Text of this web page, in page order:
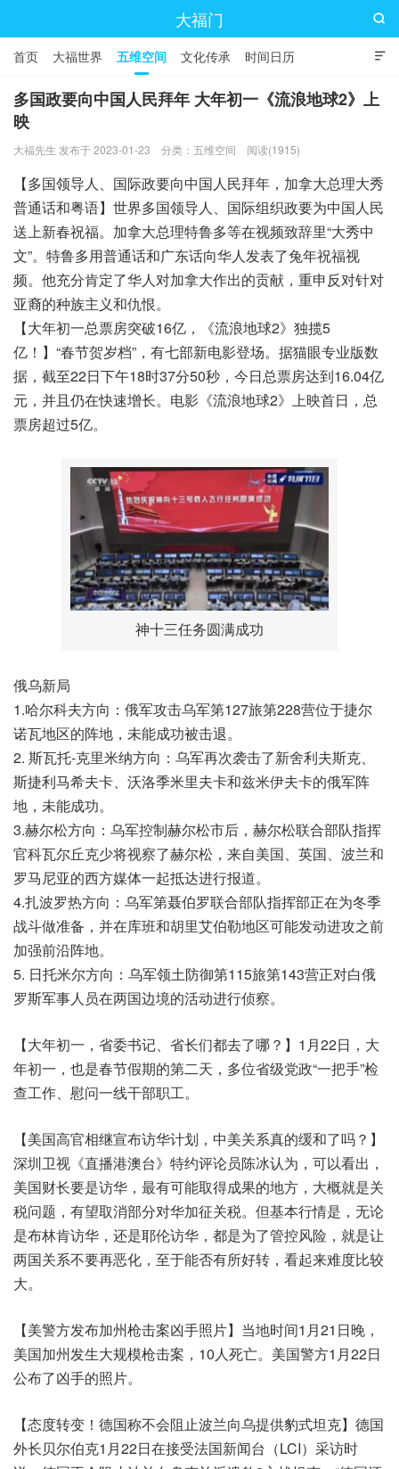
大福门

首页 大福世界 五维空间 文化传承 时间日历

多国政要向中国人民拜年 大年初一《流浪地球2》上
映
大福先生 发布于 2023-01-23 分类： 五维空间 阅读(1915)
【多国领导人、国际政要向中国人民拜年，加拿大总理大秀
普通话和粤语】世界多国领导人、国际组织政要为中国人民
送上新春祝福。加拿大总理特鲁多等在视频致辞里“大秀中
文”。特鲁多用普通话和广东话向华人发表了兔年祝福视
频。他充分肯定了华人对加拿大作出的贡献，重申反对针对
亚裔的种族主义和仇恨。
【大年初一总票房突破16亿，《流浪地球2》独揽5
亿！】“春节贺岁档”，有七部新电影登场。据猫眼专业版数
据，截至22日下午18时37分50秒，今日总票房达到16.04亿
元，并且仍在快速增长。电影《流浪地球2》上映首日，总
票房超过5亿。
神十三任务圆满成功
俄乌新局
1.哈尔科夫方向：俄军攻击乌军第127旅第228营位于捷尔
诺瓦地区的阵地，未能成功被击退。
2. 斯瓦托-克里米纳方向：乌军再次袭击了新舍利夫斯克、
斯捷利马希夫卡、沃洛季米里夫卡和兹米伊夫卡的俄军阵
地，未能成功。
3.赫尔松方向：乌军控制赫尔松市后，赫尔松联合部队指挥
官科瓦尔丘克少将视察了赫尔松，来自美国、英国、波兰和
罗马尼亚的西方媒体一起抵达进行报道。
4.扎波罗热方向：乌军第聂伯罗联合部队指挥部正在为冬季
战斗做准备，并在库班和胡里艾伯勒地区可能发动进攻之前
加强前沿阵地。
5. 日托米尔方向：乌军领土防御第115旅第143营正对白俄
罗斯军事人员在两国边境的活动进行侦察。
【大年初一，省委书记、省长们都去了哪？】1月22日，大
年初一，也是春节假期的第二天，多位省级党政“一把手”检
查工作、慰问一线干部职工。
【美国高官相继宣布访华计划，中美关系真的缓和了吗？】
深圳卫视《直播港澳台》特约评论员陈冰认为，可以看出，
美国财长要是访华，最有可能取得成果的地方，大概就是关
税问题，有望取消部分对华加征关税。但基本行情是，无论
是布林肯访华，还是耶伦访华，都是为了管控风险，就是让
两国关系不要再恶化，至于能否有所好转，看起来难度比较
大。
【美警方发布加州枪击案凶手照片】当地时间1月21日晚，
美国加州发生大规模枪击案，10人死亡。美国警方1月22日
公布了凶手的照片。
【态度转变！德国称不会阻止波兰向乌提供豹式坦克】德国
外长贝尔伯克1月22日在接受法国新闻台（LCI）采访时